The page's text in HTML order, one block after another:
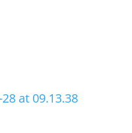
at 09.13.38